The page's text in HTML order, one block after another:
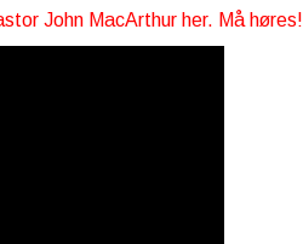
John MacArthur her. Må høres!